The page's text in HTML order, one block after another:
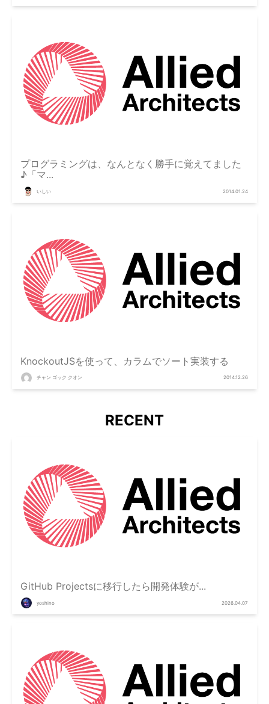
プログラミングは、なんとなく勝手に覚えてました
♪「マ...
いしい 2014.01.24
KnockoutJSを使って、カラムでソート実装する
チャン ゴック クオン 2014.12.26
RECENT
GitHub Projectsに移行したら開発体験が...
yoshino 2026.04.07